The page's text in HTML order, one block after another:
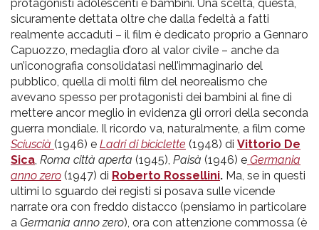
protagonisti adolescenti e bambini. Una scelta, questa,
sicuramente dettata oltre che dalla fedeltà a fatti
realmente accaduti – il film è dedicato proprio a Gennaro
Capuozzo, medaglia d’oro al valor civile – anche da
un’iconografia consolidatasi nell’immaginario del
pubblico, quella di molti film del neorealismo che
avevano spesso per protagonisti dei bambini al fine di
mettere ancor meglio in evidenza gli orrori della seconda
guerra mondiale. Il ricordo va, naturalmente, a film come
Sciuscià (1946) e Ladri di biciclette (1948) di Vittorio De
Sica, Roma città aperta (1945), Paisà (1946) e Germania
anno zero (1947) di Roberto Rossellini. Ma, se in questi
ultimi lo sguardo dei registi si posava sulle vicende
narrate ora con freddo distacco (pensiamo in particolare
a Germania anno zero), ora con attenzione commossa (è